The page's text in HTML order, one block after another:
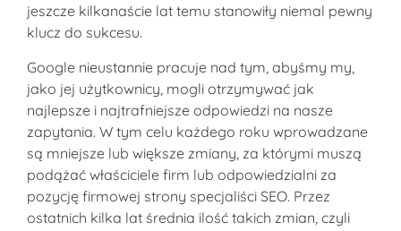
jeszcze kilkanaście lat temu stanowiły niemal pewny
klucz do sukcesu.
Google nieustannie pracuje nad tym, abyśmy my,
jako jej użytkownicy, mogli otrzymywać jak
najlepsze i najtrafniejsze odpowiedzi na nasze
zapytania. W tym celu każdego roku wprowadzane
są mniejsze lub większe zmiany, za którymi muszą
podążać właściciele firm lub odpowiedzialni za
pozycję firmowej strony specjaliści SEO. Przez
ostatnich kilka lat średnia ilość takich zmian, czyli